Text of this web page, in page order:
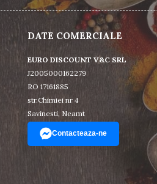
DATE COMERCIALE
EURO DISCOUNT V&C SRL
J2005000162279
RO 17161885
str.Chimiei nr 4
Savinesti, Neamt
Contacteaza-ne